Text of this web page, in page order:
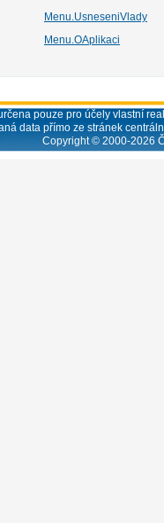
Menu.UsneseniVlady
Menu.OAplikaci
pouze pro účely vlastní
data přímo ze stránek
Copyright © 2000-2026